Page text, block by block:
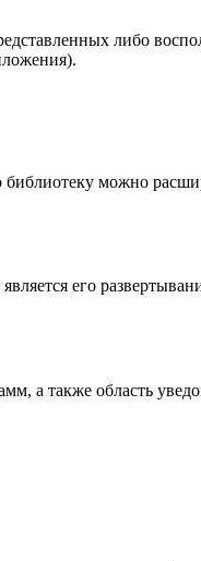
либо
можно
его
а также область